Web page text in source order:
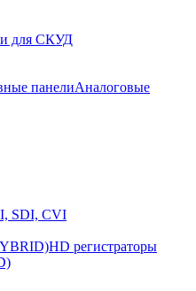
для СКУД
панелиАналоговые
SDI, CVI
HD регистраторы